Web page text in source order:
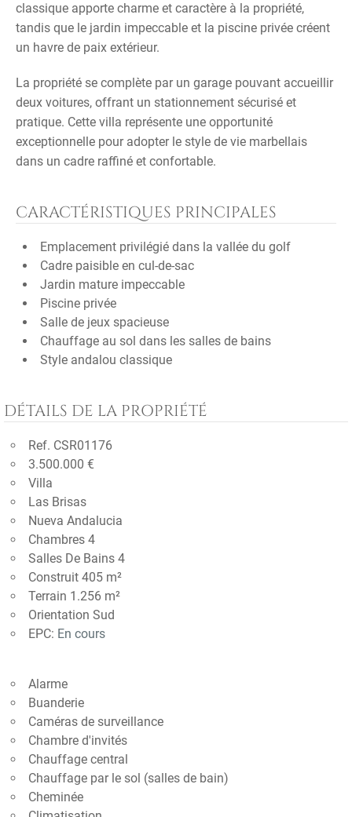
classique apporte charme et caractère à la propriété,
tandis que le jardin impeccable et la piscine privée créent
un havre de paix extérieur.
La propriété se complète par un garage pouvant accueillir
deux voitures, offrant un stationnement sécurisé et
pratique. Cette villa représente une opportunité
exceptionnelle pour adopter le style de vie marbellais
dans un cadre raffiné et confortable.
CARACTÉRISTIQUES PRINCIPALES
Emplacement privilégié dans la vallée du golf
Cadre paisible en cul-de-sac
Jardin mature impeccable
Piscine privée
Salle de jeux spacieuse
Chauffage au sol dans les salles de bains
Style andalou classique
DÉTAILS DE LA PROPRIÉTÉ
Ref. CSR01176
3.500.000 €
Villa
Las Brisas
Nueva Andalucia
Chambres 4
Salles De Bains 4
Construit 405 m²
Terrain 1.256 m²
Orientation Sud
EPC: En cours
Alarme
Buanderie
Caméras de surveillance
Chambre d'invités
Chauffage central
Chauffage par le sol (salles de bain)
Cheminée